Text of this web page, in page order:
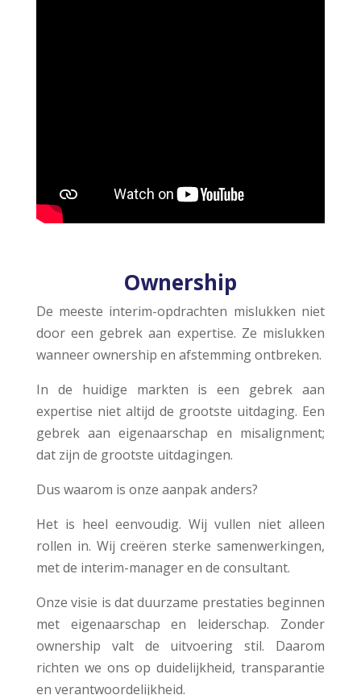
Ownership
De meeste interim-opdrachten mislukken niet
door een gebrek aan expertise. Ze mislukken
wanneer ownership en afstemming ontbreken.
In de huidige markten is een gebrek aan
expertise niet altijd de grootste uitdaging. Een
gebrek aan eigenaarschap en misalignment;
dat zijn de grootste uitdagingen.
Dus waarom is onze aanpak anders?
Het is heel eenvoudig. Wij vullen niet alleen
rollen in. Wij creëren sterke samenwerkingen,
met de interim-manager en de consultant.
Onze visie is dat duurzame prestaties beginnen
met eigenaarschap en leiderschap. Zonder
ownership valt de uitvoering stil. Daarom
richten we ons op duidelijkheid, transparantie
en verantwoordelijkheid.